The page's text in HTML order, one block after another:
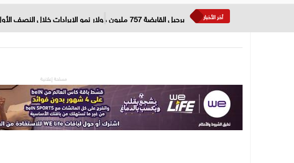
أخر الأخبار برجيل القابضة 757 مليون دولار نمو الإيرادات خلال النصف الأول من عام 2026
مساحة إعلانية